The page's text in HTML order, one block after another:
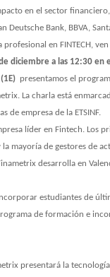
en el sector
Deutsche Bank, BBVA,
en FINTECH, ven
diciembre a las 12:30 en
presentamos el
La charla está
de empresa de la ETSINF.
líder en Fintech. Los
la mayoría de gestores de
desarrolla en
estudiantes de
de formación e
presentará la